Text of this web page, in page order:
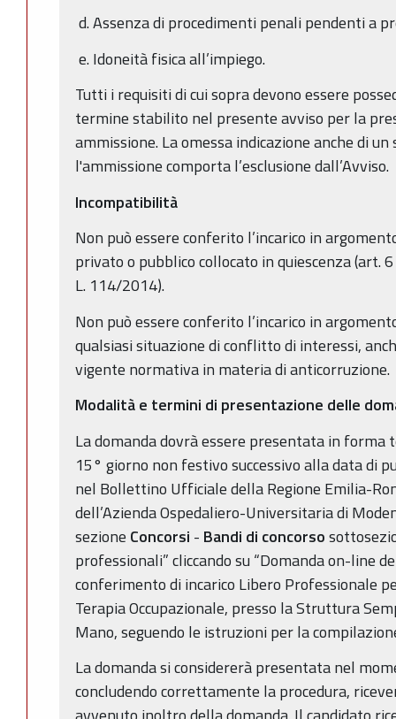
d. Assenza di procedimenti penali pendenti a
e. Idoneità fisica all’impiego.
Tutti i requisiti di cui sopra devono essere
termine stabilito nel presente avviso per la
ammissione. La omessa indicazione anche di
l'ammissione comporta l’esclusione dall’Avviso.
Incompatibilità
Non può essere conferito l’incarico in
privato o pubblico collocato in quiescenza (art.
L. 114/2014).
Non può essere conferito l’incarico in
qualsiasi situazione di conflitto di interessi,
vigente normativa in materia di anticorruzione.
Modalità e termini di presentazione delle
La domanda dovrà essere presentata in
15° giorno non festivo successivo alla data di
nel Bollettino Ufficiale della Regione Emilia-
dell’Azienda Ospedaliero-Universitaria di
sezione Concorsi - Bandi di concorso
professionali” cliccando su “Domanda on-line
conferimento di incarico Libero Professionale
Terapia Occupazionale, presso la Struttura
Mano, seguendo le istruzioni per la
La domanda si considererà presentata nel
concludendo correttamente la procedura,